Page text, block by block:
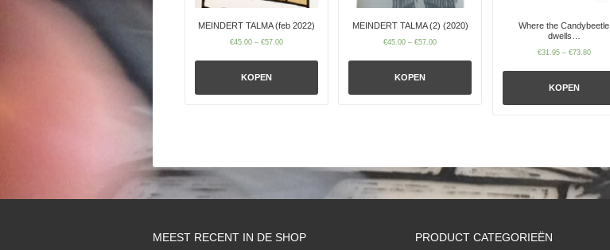
MEINDERT TALMA (feb 2022)
€45.00– €57.00
KOPEN
MEINDERT TALMA (2) (2020)
€45.00 –€57.00
KOPEN
Where the Candybeetle
dwells…
€31.95– €73.80
KOPEN
MEEST RECENT IN DE SHOP PRODUCT CATEGORIEËN